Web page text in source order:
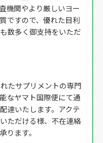
機関やより厳しいヨー
ですので、優れた目利
数多く御支持をいただ
たサプリメントの専門
なヤマト国際便にて通
達いたします。アクテ
ただける様、不在連絡
ります。